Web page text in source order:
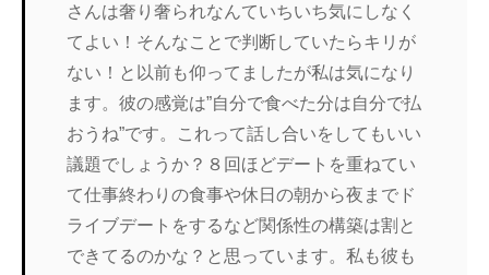
さんは奢り奢られなんていちいち気にしなく
てよい！そんなことで判断していたらキリが
ない！と以前も仰ってましたが私は気になり
ます。彼の感覚は”自分で食べた分は自分で払
おうね”です。これって話し合いをしてもいい
議題でしょうか？８回ほどデートを重ねてい
て仕事終わりの食事や休日の朝から夜までド
ライブデートをするなど関係性の構築は割と
できてるのかな？と思っています。私も彼も